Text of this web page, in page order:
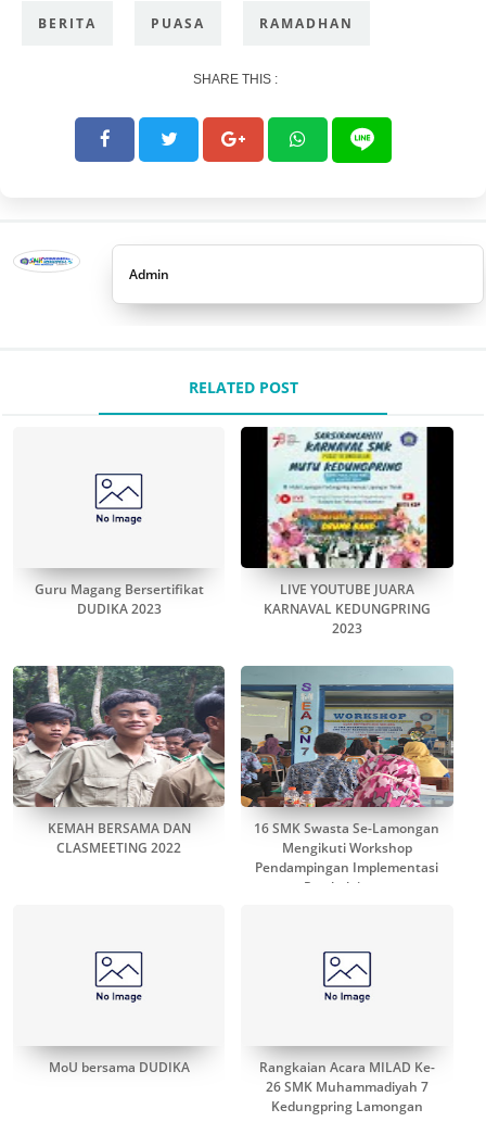
BERITA PUASA RAMADHAN
SHARE THIS :
Admin
RELATED POST
Guru Magang Bersertifikat
DUDIKA 2023
LIVE YOUTUBE JUARA
KARNAVAL KEDUNGPRING
2023
KEMAH BERSAMA DAN
CLASMEETING 2022
16 SMK Swasta Se-Lamongan
Mengikuti Workshop
Pendampingan Implementasi
Pembelajaran
MoU bersama DUDIKA
Rangkaian Acara MILAD Ke-
26 SMK Muhammadiyah 7
Kedungpring Lamongan